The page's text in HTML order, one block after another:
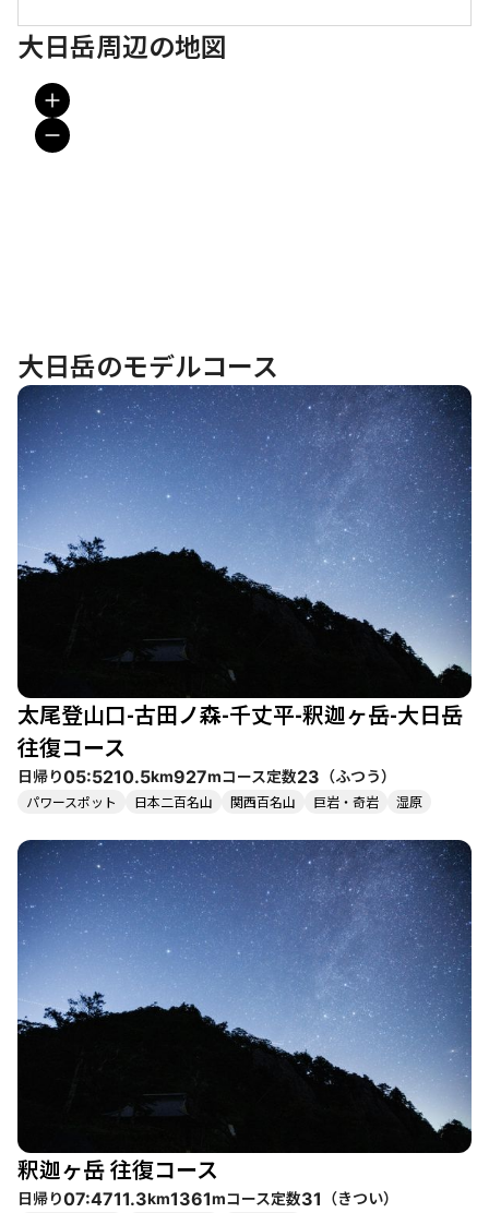
大日岳周辺の地図
大日岳のモデルコース
太尾登山口-古田ノ森-千丈平-釈迦ヶ岳-大日岳
往復コース
日帰り05:5210.5km927mコース定数23 （ふつう）
パワースポット 日本二百名山 関西百名山 巨岩・奇岩 湿原
釈迦ヶ岳 往復コース
日帰り07:4711.3km1361mコース定数31 （きつい）